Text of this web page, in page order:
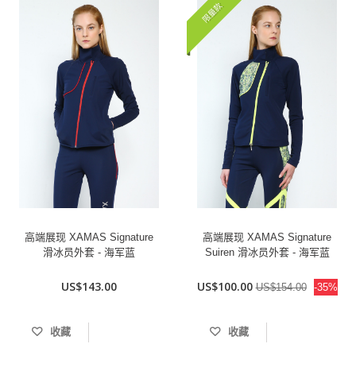
高端展现 XAMAS Signature
滑冰员外套 - 海军蓝
US$143.00
收藏
高端展现 XAMAS Signature
Suiren 滑冰员外套 - 海军蓝
限量款
US$100.00 US$154.00 -35%
收藏